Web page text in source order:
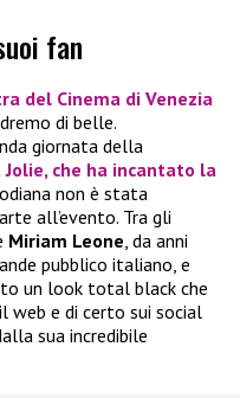
fan
del Cinema di Venezia
di belle.
giornata della
, che ha incantato la
non è stata
all’evento. Tra gli
Miriam Leone, da anni
pubblico italiano, e
un look total black che
web e di certo sui social
sua incredibile